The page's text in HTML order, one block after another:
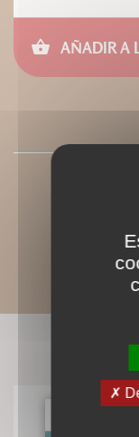
AÑADIR A